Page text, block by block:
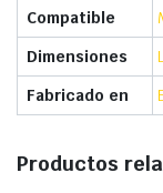
Compatible
Dimensiones
Fabricado en
Productos